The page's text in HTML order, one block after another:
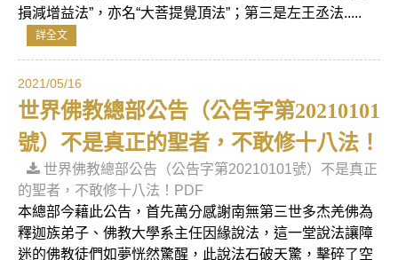
損減增益法”，亦名“大菩提覺頂法”；第三是左王丞法.....
詳全文
2021/05/16
世界佛教總部公告（公告字第20210101
號）不是真正的聖者，不敢修十八法！
世界佛教總部公告（公告字第20210101號）不是真正
的聖者，不敢修十八法！PDF
本總部今藉此公告，首先萬分感謝南無第三世多杰羌佛為
釋迦族弟子、佛教大學系主任因緣說法，這一堂說法讓障
迷的佛教徒們如夢恍然驚醒，此說法石破天驚，擊碎了空